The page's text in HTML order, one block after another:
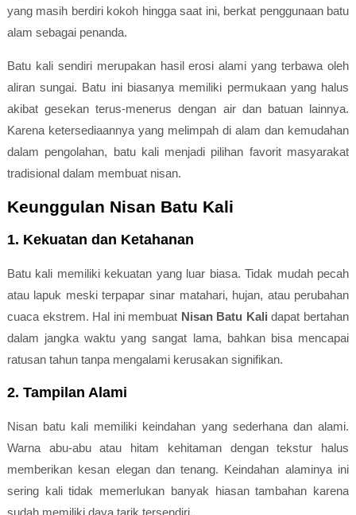
yang masih berdiri kokoh hingga saat ini, berkat penggunaan batu
alam sebagai penanda.
Batu kali sendiri merupakan hasil erosi alami yang terbawa oleh
aliran sungai. Batu ini biasanya memiliki permukaan yang halus
akibat gesekan terus-menerus dengan air dan batuan lainnya.
Karena ketersediaannya yang melimpah di alam dan kemudahan
dalam pengolahan, batu kali menjadi pilihan favorit masyarakat
tradisional dalam membuat nisan.
Keunggulan Nisan Batu Kali
1. Kekuatan dan Ketahanan
Batu kali memiliki kekuatan yang luar biasa. Tidak mudah pecah
atau lapuk meski terpapar sinar matahari, hujan, atau perubahan
cuaca ekstrem. Hal ini membuat Nisan Batu Kali dapat bertahan
dalam jangka waktu yang sangat lama, bahkan bisa mencapai
ratusan tahun tanpa mengalami kerusakan signifikan.
2. Tampilan Alami
Nisan batu kali memiliki keindahan yang sederhana dan alami.
Warna abu-abu atau hitam kehitaman dengan tekstur halus
memberikan kesan elegan dan tenang. Keindahan alaminya ini
sering kali tidak memerlukan banyak hiasan tambahan karena
sudah memiliki daya tarik tersendiri.